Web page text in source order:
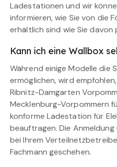
Ladestationen und wir
informieren, wie Sie von die
erhältlich sind wie Sie davon
Kann ich eine Wallbox
Während einige Modelle die
ermöglichen, wird
Ribnitz-Damgarten
Mecklenburg-Vorpommern
konforme Ladestation für
beauftragen. Die
bei Ihrem
Fachmann geschehen.